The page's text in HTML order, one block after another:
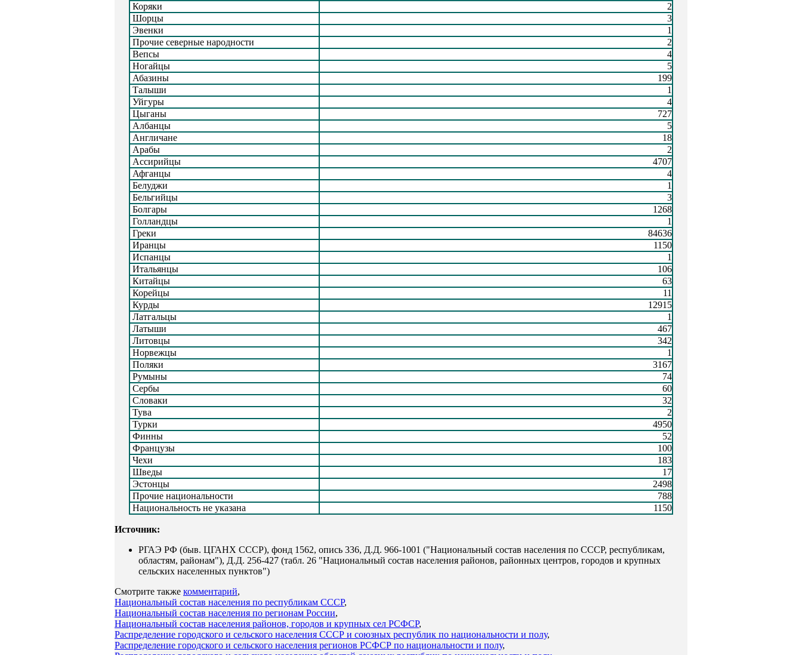
Коряки
2
Шорцы
3
Эвенки
1
Прочие северные народности
2
Вепсы
4
Ногайцы
5
Абазины
199
Талыши
1
Уйгуры
4
Цыганы
727
Албанцы
5
Англичане
18
Арабы
2
Ассирийцы
4707
Афганцы
4
Белуджи
1
Бельгийцы
3
Болгары
1268
Голландцы
1
Греки
84636
Иранцы
1150
Испанцы
1
Итальянцы
106
Китайцы
63
Корейцы
11
Курды
12915
Латгальцы
1
Латыши
467
Литовцы
342
Норвежцы
1
Поляки
3167
Румыны
74
Сербы
60
Словаки
32
Тува
2
Турки
4950
Финны
52
Французы
100
Чехи
183
Шведы
17
Эстонцы
2498
Прочие национальности
788
Национальность не указана
1150
Источник:
РГАЭ РФ (быв. ЦГАНХ СССР), фонд 1562, опись 336, Д.Д. 966-1001 ("Национальный состав населения по СССР, республикам,
областям, районам"), Д.Д. 256-427 (табл. 26 "Национальный состав населения районов, районных центров, городов и крупных
сельских населенных пунктов")
Смотрите также комментарий,
Национальный состав населения по республикам СССР,
Национальный состав населения по регионам России,
Национальный состав населения районов, городов и крупных сел РСФСР,
Распределение городского и сельского населения СССР и союзных республик по национальности и полу,
Распределение городского и сельского населения регионов РСФСР по национальности и полу,